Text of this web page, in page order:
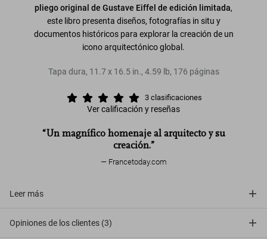
pliego original de Gustave Eiffel de edición limitada,
este libro presenta diseños, fotografías in situ y
documentos históricos para explorar la creación de un
icono arquitectónico global.
Tapa dura, 11.7 x 16.5 in., 4.59 lb, 176 páginas
3 clasificaciones
Ver calificación y reseñas
“Un magnífico homenaje al arquitecto y su
creación.”
Francetoday.com
Leer más
Opiniones de los clientes (3)